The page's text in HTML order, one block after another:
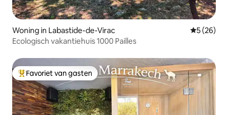
Woning in Labastide-de-Virac
5 (26)
Ecologisch vakantiehuis 1000 Pailles
Topfavoriet van gasten
Favoriet van gasten